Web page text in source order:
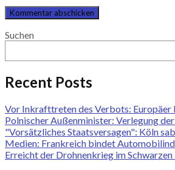
Suchen
Recent Posts
Vor Inkrafttreten des Verbots: Europäer
Polnischer Außenminister: Verlegung
"Vorsätzliches Staatsversagen": Köln
Medien: Frankreich bindet
Erreicht der Drohnenkrieg im